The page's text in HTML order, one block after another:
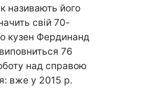
називають його
свій 70-
кузен Фердинанд
76
над справою
вже у 2015 р.